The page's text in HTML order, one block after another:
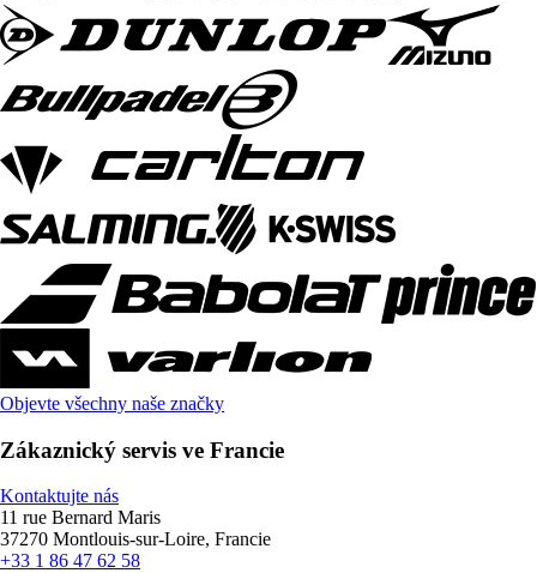
Objevte všechny naše značky
Zákaznický servis ve Francie
Kontaktujte nás
11 rue Bernard Maris
37270 Montlouis-sur-Loire, Francie
+33 1 86 47 62 58